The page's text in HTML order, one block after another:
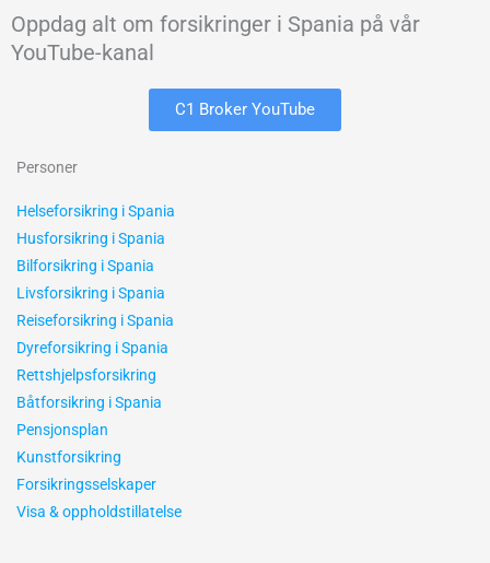
Oppdag alt om forsikringer i Spania på vår
YouTube-kanal
C1 Broker YouTube
Personer
Helseforsikring i Spania
Husforsikring i Spania
Bilforsikring i Spania
Livsforsikring i Spania
Reiseforsikring i Spania
Dyreforsikring i Spania
Rettshjelpsforsikring
Båtforsikring i Spania
Pensjonsplan
Kunstforsikring
Forsikringsselskaper
Visa & oppholdstillatelse